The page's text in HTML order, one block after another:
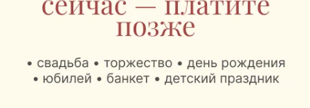
relax.by, 07.08.2026
8 и 9 августа на берегу Цнянского водохранилища,
в парке Lakeside Park («Северный берег»),